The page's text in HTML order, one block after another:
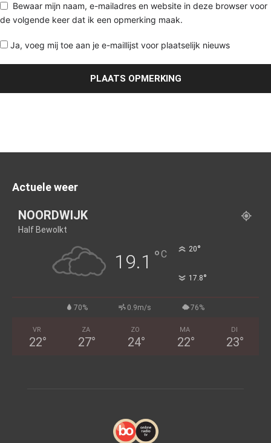
Bewaar mijn naam, e-mailadres en website in deze browser voor
de volgende keer dat ik een opmerking maak.
Ja, voeg mij toe aan je e-maillijst voor plaatselijk nieuws
Actuele weer
NOORDWIJK
Half Bewolkt
19.1 °C 20°
17.8°
70% 0.9m/s 76%
VR
22°
ZA
27°
ZO
24°
MA
22°
DI
23°